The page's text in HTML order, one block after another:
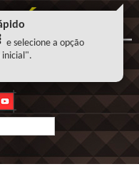
e selecione a opção
inicial".